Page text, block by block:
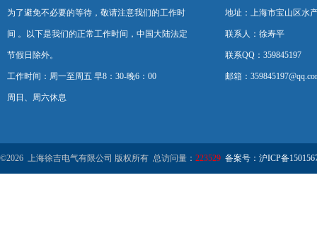
为了避免不必要的等待，敬请注意我们的工作时
间 。以下是我们的正常工作时间，中国大陆法定
节假日除外。
工作时间：周一至周五 早8：30-晚6：00
周日、周六休息
地址：上海市宝山区水
联系人：徐寿平
联系QQ：359845197
邮箱：
©2026 上海徐吉电气有限公司 版权所有 总访问量： 223529 备案号：沪ICP备